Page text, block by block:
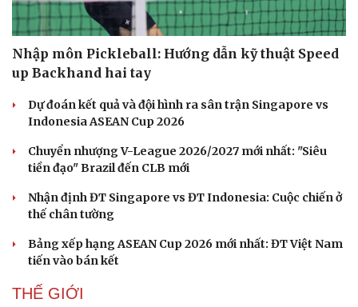
Du lịch
Tư vấn
Săn Tour
Nhập môn Pickleball: Hướng dẫn kỹ thuật Speed
up Backhand hai tay
Dự đoán kết quả và đội hình ra sân trận Singapore vs
Indonesia ASEAN Cup 2026
Chuyển nhượng V-League 2026/2027 mới nhất: "Siêu
tiền đạo" Brazil đến CLB mới
Nhận định ĐT Singapore vs ĐT Indonesia: Cuộc chiến ở
thế chân tường
Bảng xếp hạng ASEAN Cup 2026 mới nhất: ĐT Việt Nam
tiến vào bán kết
THẾ GIỚI